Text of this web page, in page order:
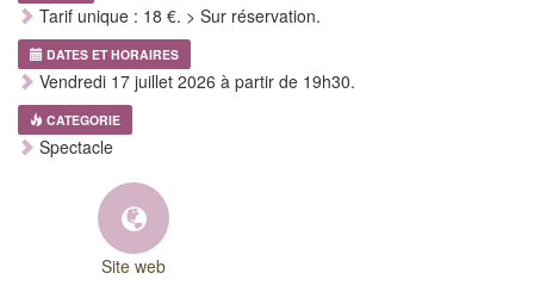
Tarif unique : 18 €. > Sur réservation.
DATES ET HORAIRES
Vendredi 17 juillet 2026 à partir de 19h30.
CATEGORIE
Spectacle
Site web